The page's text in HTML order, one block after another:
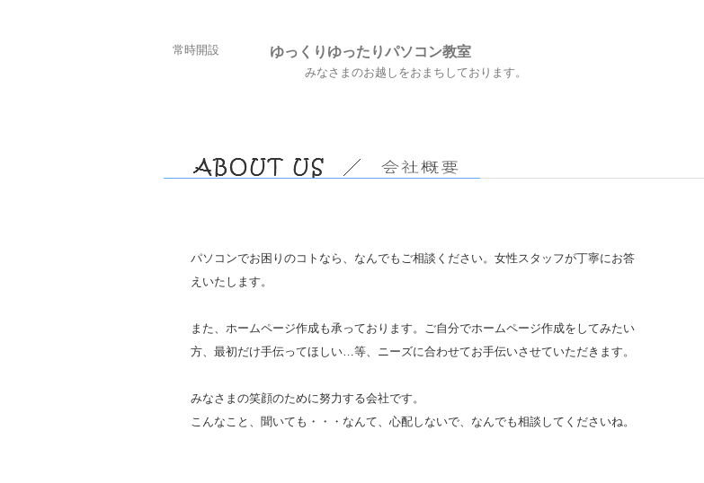
常時開設 ゆっくりゆったりパソコン教室
みなさまのお越しをおまちしております。
パソコンでお困りのコトなら、なんでもご相談ください。女性スタッフが丁寧にお答
えいたします。
また、ホームページ作成も承っております。ご自分でホームページ作成をしてみたい
方、最初だけ手伝ってほしい…等、ニーズに合わせてお手伝いさせていただきます。
みなさまの笑顔のために努力する会社です。
こんなこと、聞いても・・・なんて、心配しないで、なんでも相談してくださいね。